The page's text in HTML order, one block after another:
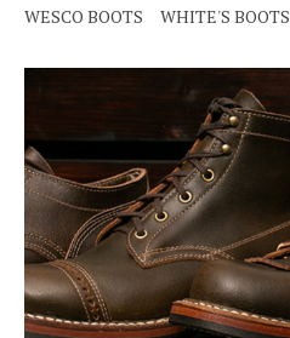
WESCO BOOTS WHITE'S BOOTS